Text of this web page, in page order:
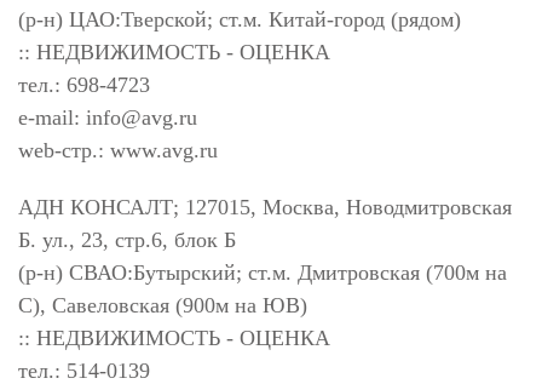
(р-н) ЦАО:Тверской; ст.м. Китай-город (рядом)
:: НЕДВИЖИМОСТЬ - ОЦЕНКА
тел.: 698-4723
e-mail: info@avg.ru
web-стр.: www.avg.ru
АДН КОНСАЛТ; 127015, Москва, Новодмитровская
Б. ул., 23, стр.6, блок Б
(р-н) СВАО:Бутырский; ст.м. Дмитровская (700м на
С), Савеловская (900м на ЮВ)
:: НЕДВИЖИМОСТЬ - ОЦЕНКА
тел.: 514-0139